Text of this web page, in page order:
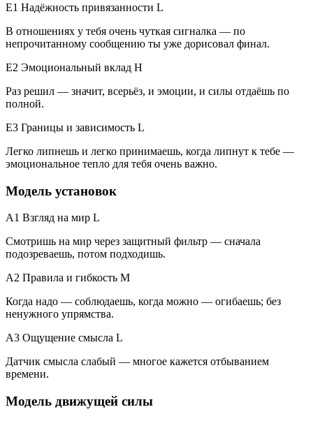
E1 Надёжность привязанности L
В отношениях у тебя очень чуткая сигналка — по
непрочитанному сообщению ты уже дорисовал финал.
E2 Эмоциональный вклад H
Раз решил — значит, всерьёз, и эмоции, и силы отдаёшь по
полной.
E3 Границы и зависимость L
Легко липнешь и легко принимаешь, когда липнут к тебе —
эмоциональное тепло для тебя очень важно.
Модель установок
A1 Взгляд на мир L
Смотришь на мир через защитный фильтр — сначала
подозреваешь, потом подходишь.
A2 Правила и гибкость M
Когда надо — соблюдаешь, когда можно — огибаешь; без
ненужного упрямства.
A3 Ощущение смысла L
Датчик смысла слабый — многое кажется отбыванием
времени.
Модель движущей силы